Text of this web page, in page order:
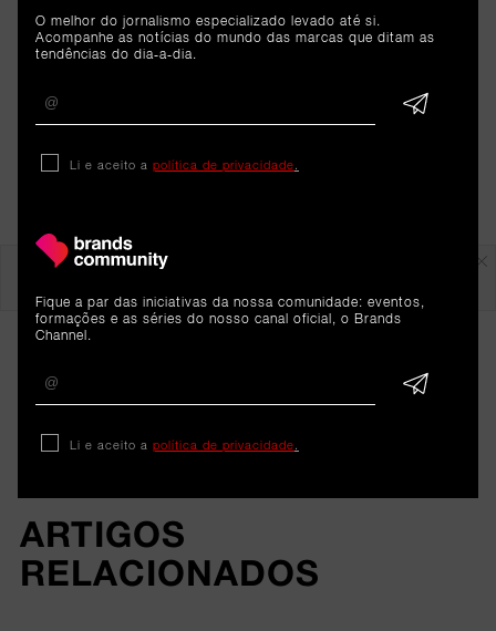
ARTIGOS
RELACIONADOS
O melhor do jornalismo especializado levado até si.
Acompanhe as notícias do mundo das marcas que ditam as
tendências do dia-a-dia.
Li e aceito a política de privacidade.
Fique a par das iniciativas da nossa comunidade: eventos,
formações e as séries do nosso canal oficial, o Brands
Channel.
Li e aceito a política de privacidade.